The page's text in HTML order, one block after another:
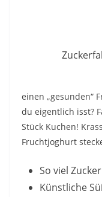
einen „gesunden“
du eigentlich isst?
Stück Kuchen!
Fruchtjoghurt
So viel
Künstliche